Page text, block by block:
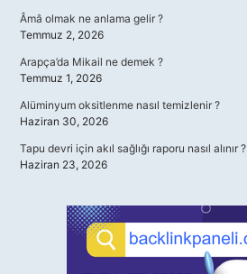
Âmâ olmak ne anlama gelir ?
Temmuz 2, 2026
Arapça’da Mikail ne demek ?
Temmuz 1, 2026
Alüminyum oksitlenme nasıl temizlenir ?
Haziran 30, 2026
Tapu devri için akıl sağlığı raporu nasıl alınır ?
Haziran 23, 2026